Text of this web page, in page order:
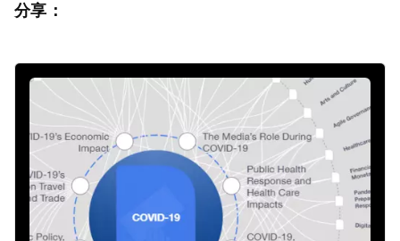
分享：